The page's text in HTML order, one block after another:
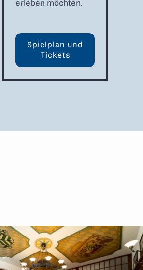
erleben möchten.
Spielplan und
Tickets